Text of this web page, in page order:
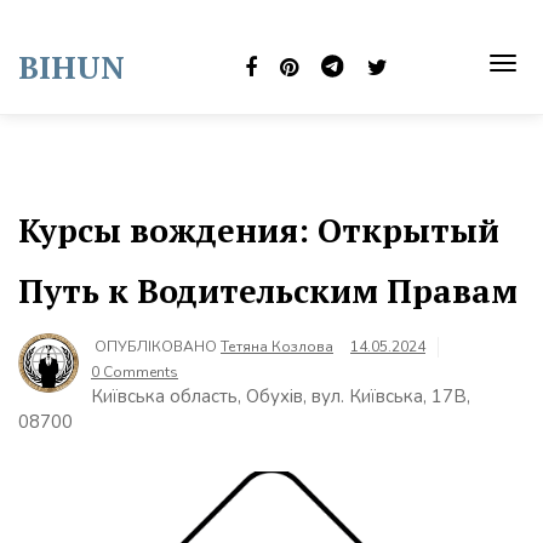
content
BIHUN
Курсы вождения: Открытый
Путь к Водительским Правам
ОПУБЛІКОВАНО Тетяна Козлова
14.05.2024
0 Comments
Київська область, Обухів, вул. Київська, 17В,
08700